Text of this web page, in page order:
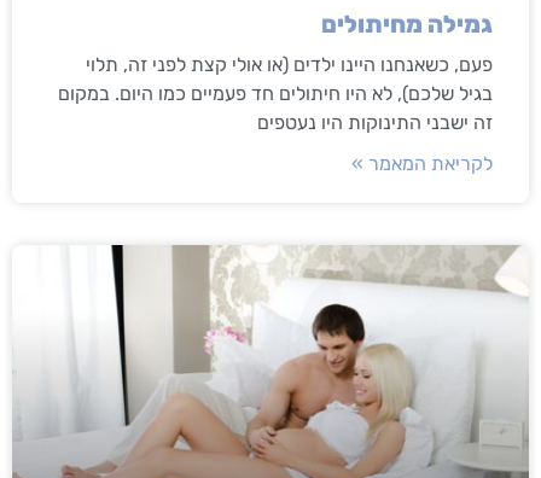
גמילה מחיתולים
פעם, כשאנחנו היינו ילדים (או אולי קצת לפני זה, תלוי
בגיל שלכם), לא היו חיתולים חד פעמיים כמו היום. במקום
זה ישבני התינוקות היו נעטפים
לקריאת המאמר »